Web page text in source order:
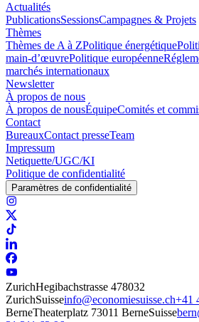
Actualités
PublicationsSessionsCampagnes & Projets
Thèmes
Thèmes de A à ZPolitique énergétique
main-d’œuvrePolitique européenne
marchés internationaux
Newsletter
À propos de nous
À propos de nousÉquipeComités et
Contact
BureauxContact presseTeam
Impressum
Netiquette/UGC/KI
Politique de confidentialité
Paramètres de confidentialité
ZurichHegibachstrasse 478032
ZurichSuisseinfo@economiesuisse.ch+41
BerneTheaterplatz 73011 BerneSuisse